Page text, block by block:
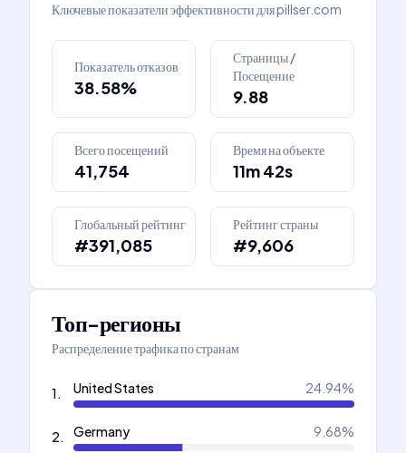
Ключевые показатели эффективности дляpillser.com
Показатель отказов
38.58%
Страницы /
Посещение
9.88
Всего посещений
41,754
Время на объекте
11m 42s
Глобальный рейтинг
#391,085
Рейтинг страны
#9,606
Топ-регионы
Распределение трафика по странам
1. United States 24.94%
2. Germany 9.68%